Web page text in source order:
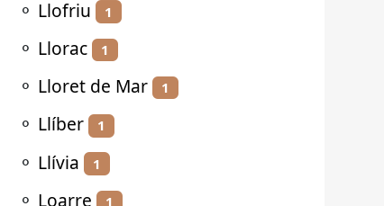
⚬ Llofriu 1
⚬ Llorac 1
⚬ Lloret de Mar 1
⚬ Llíber 1
⚬ Llívia 1
⚬ Loarre 1